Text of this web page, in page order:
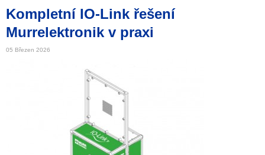
Kompletní IO-Link řešení
Murrelektronik v praxi
05 Březen 2026